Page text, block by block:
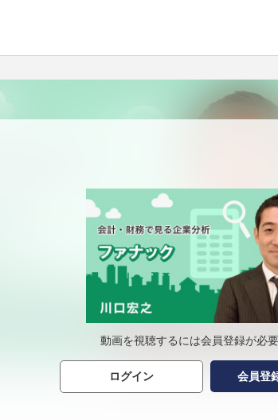
動画を視聴するには会員登録が必要
ログイン 会員登